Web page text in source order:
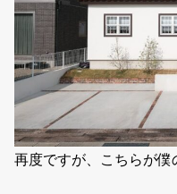
再度ですが、こちらが僕